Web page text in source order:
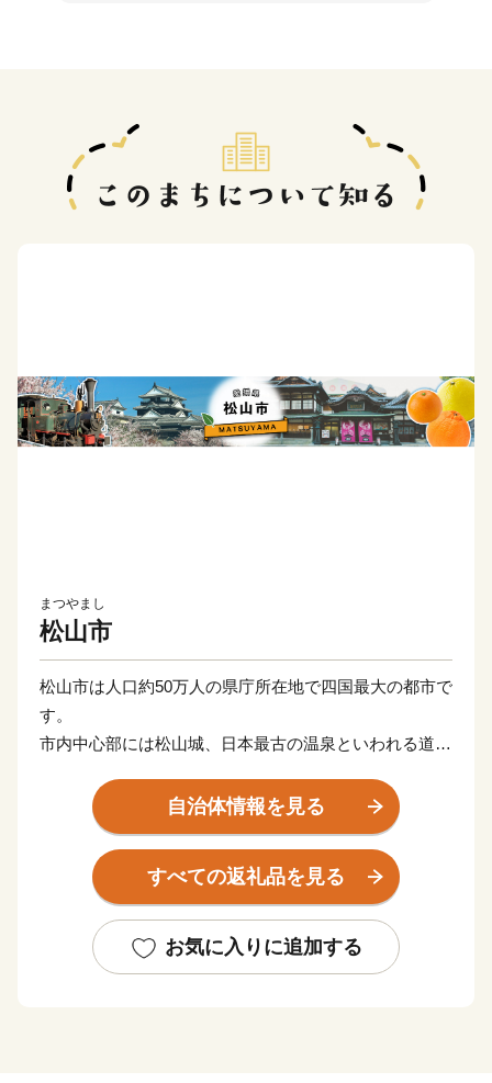
まつやまし
松山市
松山市は人口約50万人の県庁所在地で四国最大の都市で
す。
市内中心部には松山城、日本最古の温泉といわれる道後
また、近代俳句の祖といわれる正岡子規の生誕地でもあ
ります。
自治体情報を見る
すべての返礼品を見る
お気に入りに追加する